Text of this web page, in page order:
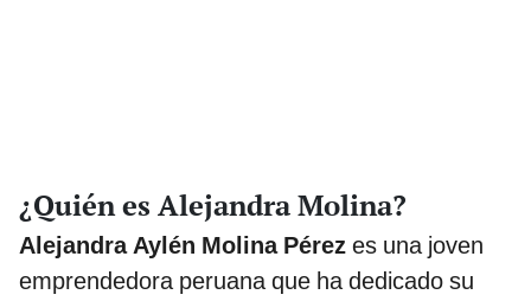
¿Quién es Alejandra Molina?
Alejandra Aylén Molina Pérez es una joven
emprendedora peruana que ha dedicado su